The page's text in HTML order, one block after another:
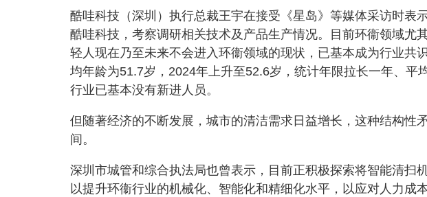
酷哇科技（深圳）执行总裁王宇在接受《星岛》等媒体采访时表
酷哇科技，考察调研相关技术及产品生产情况。目前环衞领域尤
轻人现在乃至未来不会进入环衞领域的现状，已基本成为行业共
均年龄为51.7岁，2024年上升至52.6岁，统计年限拉长一年、平
行业已基本没有新进人员。
但随著经济的不断发展，城市的清洁需求日益增长，这种结构性
间。
深圳市城管和综合执法局也曾表示，目前正积极探索将智能清扫
以提升环衞行业的机械化、智能化和精细化水平，以应对人力成